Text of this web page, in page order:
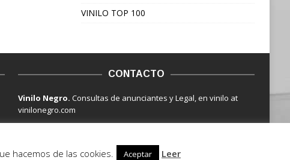
VINILO TOP 100
CONTACTO
Vinilo Negro.Consultas de anunciantes y Legal, en vinilo at
vinilonegro.com
hacemos de las cookies. Aceptar Leer